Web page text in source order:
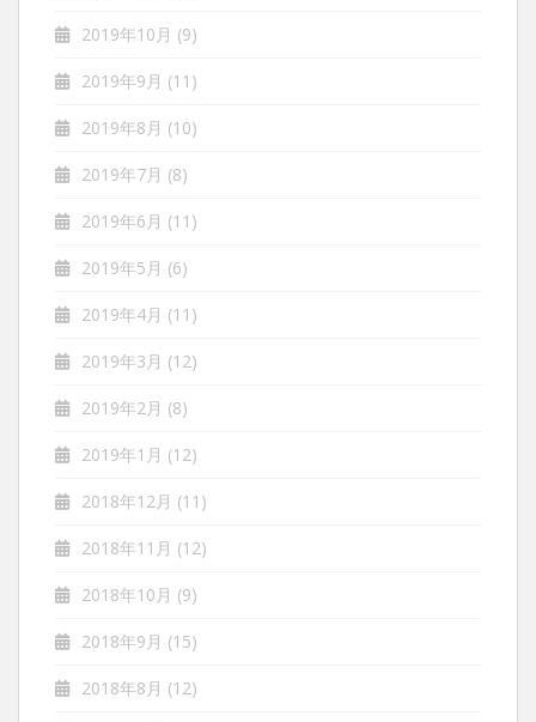
2019年10月 (9)
2019年9月 (11)
2019年8月 (10)
2019年7月 (8)
2019年6月 (11)
2019年5月 (6)
2019年4月 (11)
2019年3月 (12)
2019年2月 (8)
2019年1月 (12)
2018年12月 (11)
2018年11月 (12)
2018年10月 (9)
2018年9月 (15)
2018年8月 (12)